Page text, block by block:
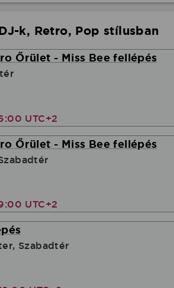
k, Retro, Pop stílusban
Őrület - Miss Bee fellépés
UTC+2
Őrület - Miss Bee fellépés
UTC+2
Szabadtér